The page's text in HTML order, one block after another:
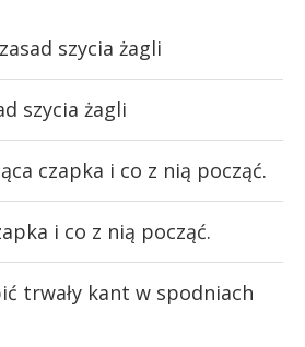
szycia żagli
szycia żagli
czapka i co z nią począć.
i co z nią począć.
trwały kant w spodniach